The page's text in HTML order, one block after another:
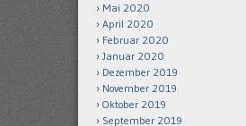
Mai 2020
April 2020
Februar 2020
Januar 2020
Dezember 2019
November 2019
Oktober 2019
September 2019